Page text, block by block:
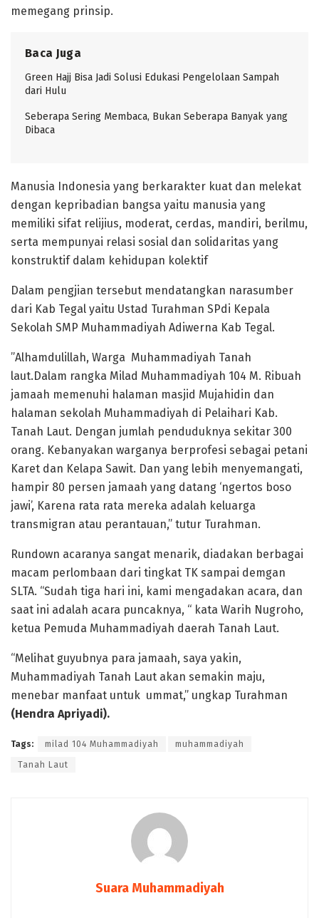
memegang prinsip.
Baca Juga
Green Hajj Bisa Jadi Solusi Edukasi Pengelolaan Sampah
dari Hulu
Seberapa Sering Membaca, Bukan Seberapa Banyak yang
Dibaca
Manusia Indonesia yang berkarakter kuat dan melekat
dengan kepribadian bangsa yaitu manusia yang
memiliki sifat relijius, moderat, cerdas, mandiri, berilmu,
serta mempunyai relasi sosial dan solidaritas yang
konstruktif dalam kehidupan kolektif
Dalam pengjian tersebut mendatangkan narasumber
dari Kab Tegal yaitu Ustad Turahman SPdi Kepala
Sekolah SMP Muhammadiyah Adiwerna Kab Tegal.
”Alhamdulillah, Warga Muhammadiyah Tanah
laut.Dalam rangka Milad Muhammadiyah 104 M. Ribuah
jamaah memenuhi halaman masjid Mujahidin dan
halaman sekolah Muhammadiyah di Pelaihari Kab.
Tanah Laut. Dengan jumlah penduduknya sekitar 300
orang. Kebanyakan warganya berprofesi sebagai petani
Karet dan Kelapa Sawit. Dan yang lebih menyemangati,
hampir 80 persen jamaah yang datang ‘ngertos boso
jawi’, Karena rata rata mereka adalah keluarga
transmigran atau perantauan,” tutur Turahman.
Rundown acaranya sangat menarik, diadakan berbagai
macam perlombaan dari tingkat TK sampai demgan
SLTA. “Sudah tiga hari ini, kami mengadakan acara, dan
saat ini adalah acara puncaknya, “ kata Warih Nugroho,
ketua Pemuda Muhammadiyah daerah Tanah Laut.
“Melihat guyubnya para jamaah, saya yakin,
Muhammadiyah Tanah Laut akan semakin maju,
menebar manfaat untuk ummat,” ungkap Turahman
(Hendra Apriyadi).
Tags: milad 104 Muhammadiyah muhammadiyah
Tanah Laut
Suara Muhammadiyah